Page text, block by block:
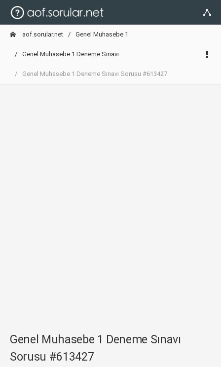
aof.sorular.net Genel Muhasebe 1
Genel Muhasebe 1 Deneme Sınavı
Genel Muhasebe 1 Deneme Sınavı Sorusu #613427
Genel Muhasebe 1 Deneme Sınavı
Sorusu #613427